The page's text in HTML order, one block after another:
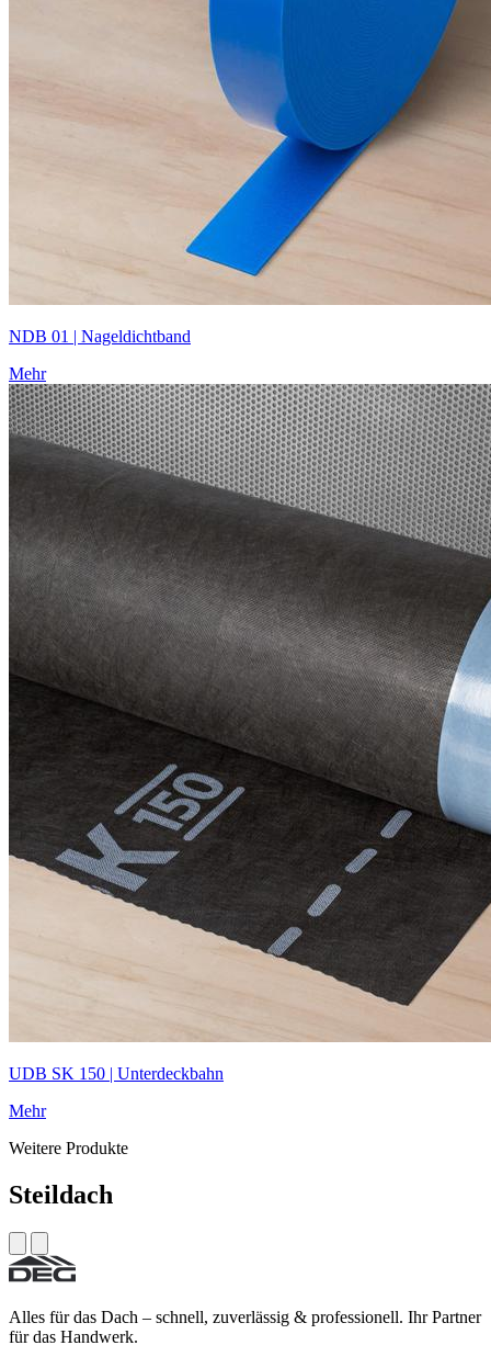
NDB 01 | Nageldichtband
Mehr
UDB SK 150 | Unterdeckbahn
Mehr
Weitere Produkte
Steildach
Alles für das Dach – schnell, zuverlässig & professionell. Ihr Partner
für das Handwerk.